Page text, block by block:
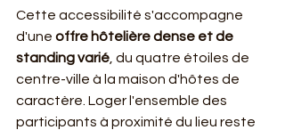
Cette accessibilité s'accompagne
d'une offre hôtelière dense et de
standing varié, du quatre étoiles de
centre-ville à la maison d'hôtes de
caractère. Loger l'ensemble des
participants à proximité du lieu reste